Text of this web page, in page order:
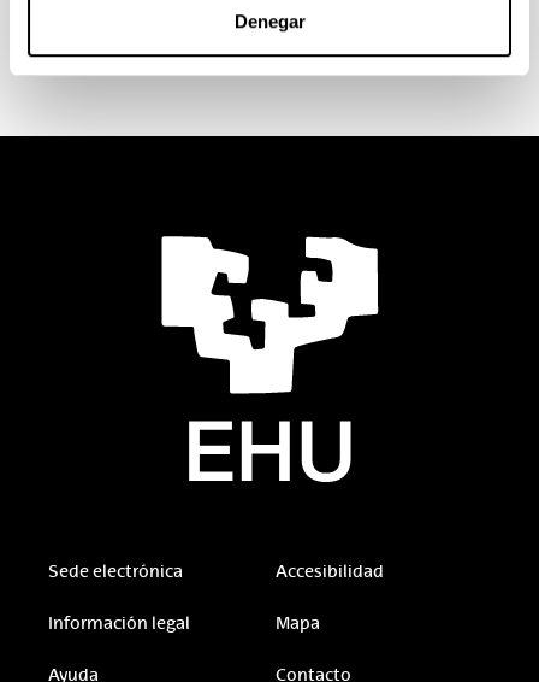
Denegar
Sede electrónica Accesibilidad
Información legal Mapa
Ayuda Contacto